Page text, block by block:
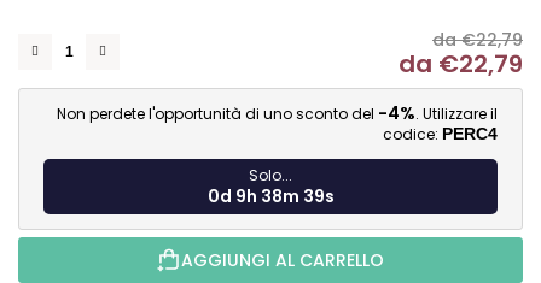
da €22,79
da €22,79
Non perdete l'opportunità di uno sconto del -4%. Utilizzare il
codice: PERC4
Solo...
0d 9h 38m 38s
AGGIUNGI AL CARRELLO